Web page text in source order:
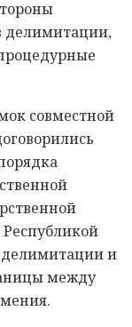
делимитации,
совместной
и
между